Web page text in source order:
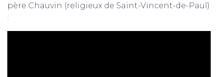
père Chauvin (religieux de Saint-Vincent-de-Paul)
: